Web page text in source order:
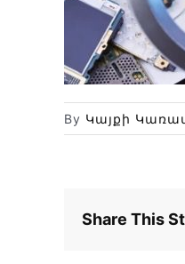
By Կայքի
Share This